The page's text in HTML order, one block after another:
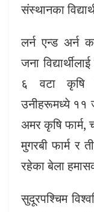
संस्थानका
लर्न एन्ड अर्न
जना
६ वटा कृषि
उनीहरूमध्ये ११
अमर कृषि फार्म,
मुगरबी फार्म र
रहेका बेला
सुदूरपश्चिम